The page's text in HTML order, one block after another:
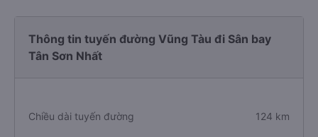
Thông tin tuyến đường Vũng Tàu đi Sân bay
Tân Sơn Nhất
Chiều dài tuyến đường 124 km